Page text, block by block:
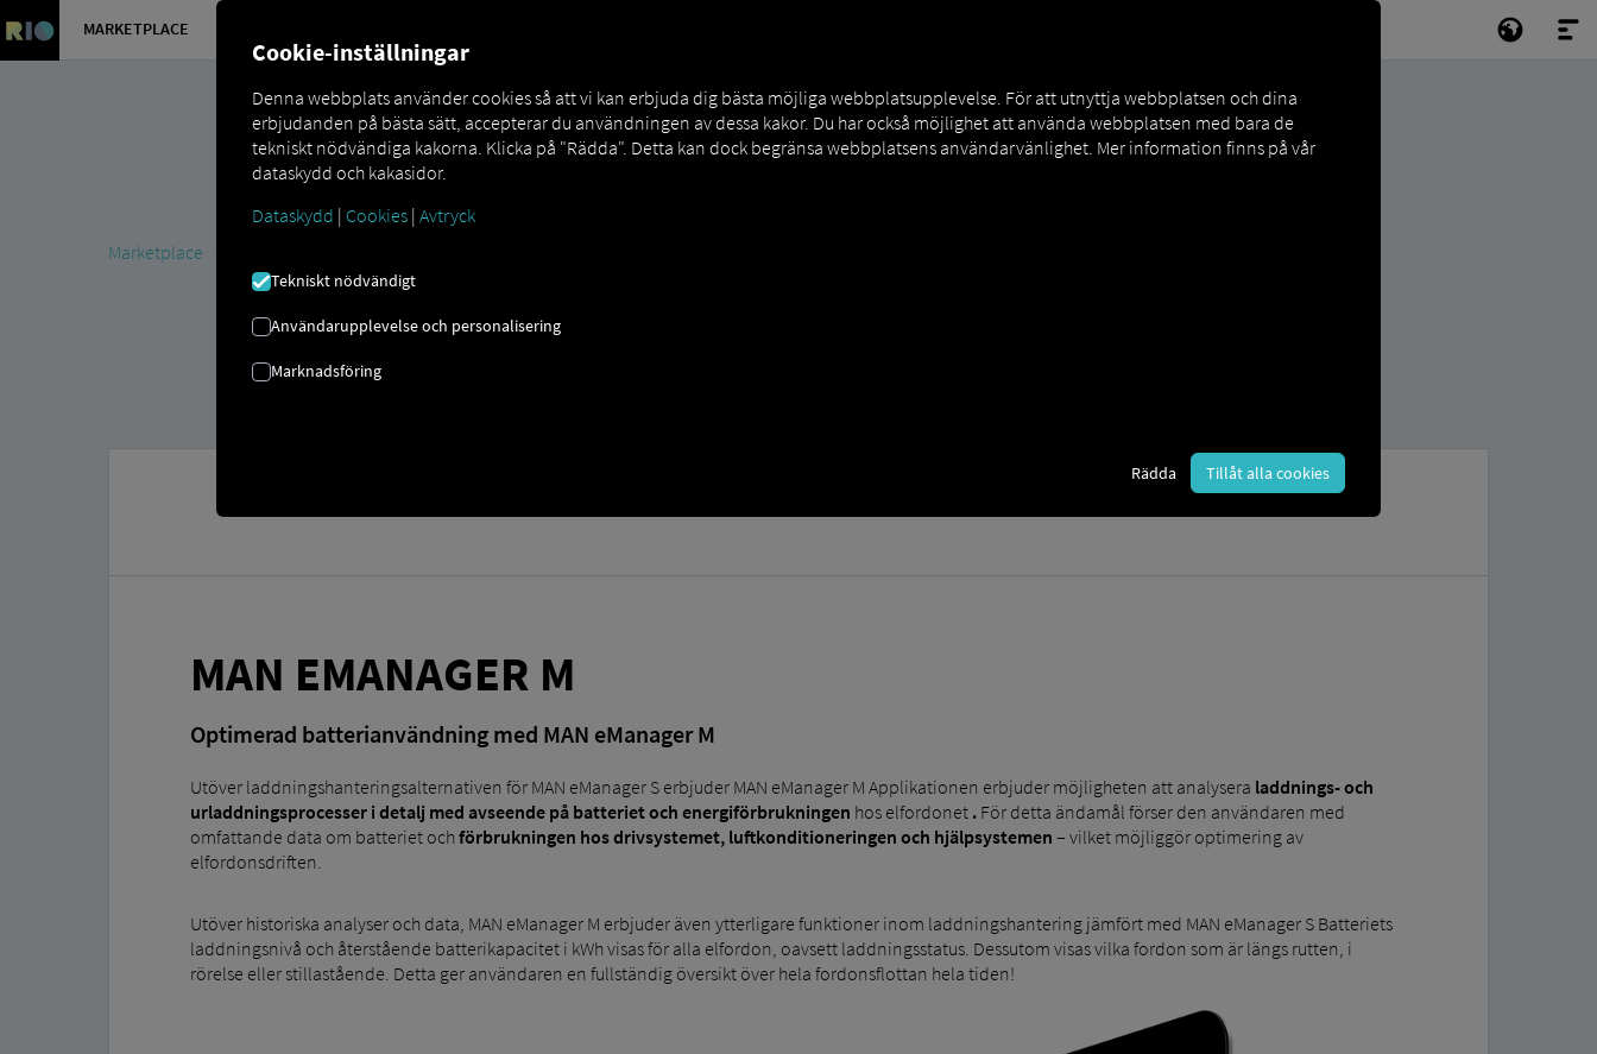
MARKETPLACE
Marketplace
MAN EMANAGER M
Optimerad batterianvändning med MAN eManager M
Utöver laddningshanteringsalternativen för MAN eManager S erbjuder MAN eManager M Applikationen erbjuder möjligheten att analysera laddnings- och
urladdningsprocesser i detalj med avseende på batteriet och energiförbrukningen hos elfordonet .För detta ändamål förser den användaren med
omfattande data om batteriet och förbrukningen hos drivsystemet, luftkonditioneringen och hjälpsystemen – vilket möjliggör optimering av
elfordonsdriften.
Utöver historiska analyser och data, MAN eManager M erbjuder även ytterligare funktioner inom laddningshantering jämfört med MAN eManager S Batteriets
laddningsnivå och återstående batterikapacitet i kWh visas för alla elfordon, oavsett laddningsstatus. Dessutom visas vilka fordon som är längs rutten, i
rörelse eller stillastående. Detta ger användaren en fullständig översikt över hela fordonsflottan hela tiden!
Cookie-inställningar
Denna webbplats använder cookies så att vi kan erbjuda dig bästa möjliga webbplatsupplevelse. För att utnyttja webbplatsen och dina
erbjudanden på bästa sätt, accepterar du användningen av dessa kakor. Du har också möjlighet att använda webbplatsen med bara de
tekniskt nödvändiga kakorna. Klicka på "Rädda". Detta kan dock begränsa webbplatsens användarvänlighet. Mer information finns på vår
dataskydd och kakasidor.
Dataskydd | Cookies | Avtryck
Tekniskt nödvändigt
Användarupplevelse och personalisering
Marknadsföring
Rädda Tillåt alla cookies